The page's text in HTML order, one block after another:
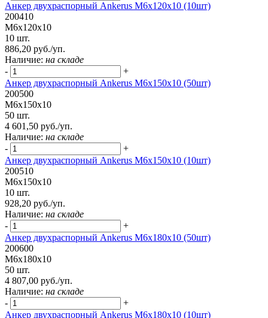
Анкер двухраспорный Ankerus М6х120х10 (10шт)
200410
М6х120х10
10 шт.
886,20 руб./уп.
Наличие: на складе
-
+
Анкер двухраспорный Ankerus М6х150х10 (50шт)
200500
М6х150х10
50 шт.
4 601,50 руб./уп.
Наличие: на складе
-
+
Анкер двухраспорный Ankerus М6х150х10 (10шт)
200510
М6х150х10
10 шт.
928,20 руб./уп.
Наличие: на складе
-
+
Анкер двухраспорный Ankerus М6х180х10 (50шт)
200600
М6х180х10
50 шт.
4 807,00 руб./уп.
Наличие: на складе
-
+
Анкер двухраспорный Ankerus М6х180х10 (10шт)